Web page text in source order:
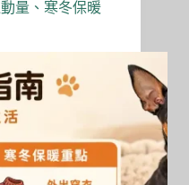
量、寒冬保暖